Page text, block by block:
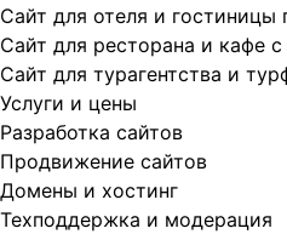
Сайт для отеля и гостиницы
Сайт для ресторана и кафе
Сайт для турагентства и
Услуги и цены
Разработка сайтов
Продвижение сайтов
Домены и хостинг
Техподдержка и модерация